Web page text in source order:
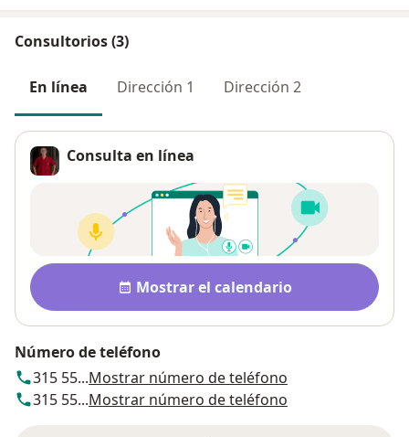
Consultorios (3)
En línea Dirección 1 Dirección 2
Consulta en línea
Disponibilidad
Mostrar el calendario
Número de teléfono
315 55...Mostrar número de teléfono
315 55...Mostrar número de teléfono